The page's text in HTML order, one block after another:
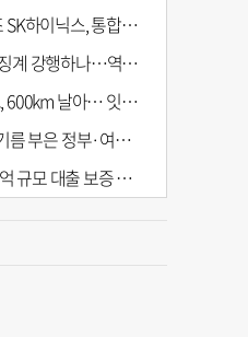
스, 통합노조 설립 본격화
나…역풍 예고하는 張의 반격
따라 생명 구한 부산소방 헬기
정부·여당 부동산 정책
보증 이관’ 논란…검찰 송치